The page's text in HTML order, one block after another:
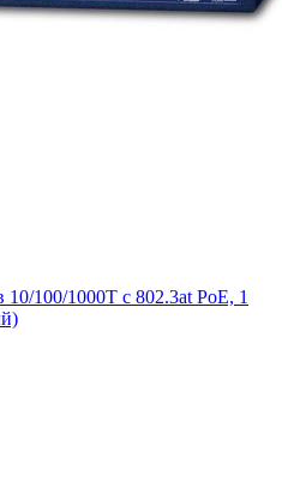
100/1000T с 802.3at PoE, 1